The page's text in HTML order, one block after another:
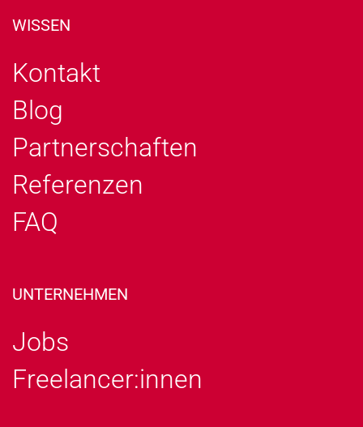
WISSEN
Kontakt
Blog
Partnerschaften
Referenzen
FAQ
UNTERNEHMEN
Jobs
Freelancer:innen